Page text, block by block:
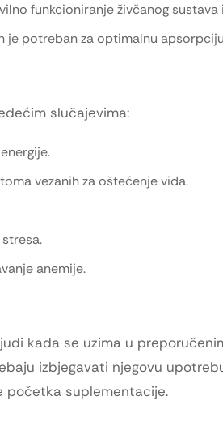
funkcioniranje živčanog
je potreban za optimalnu
slučajevima:
vezanih za oštećenje vida.
anemije.
kada se uzima u
izbjegavati njegovu
početka suplementacije.